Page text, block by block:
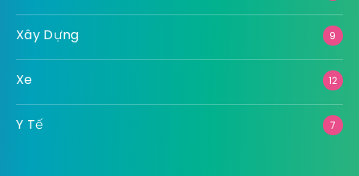
Xây Dựng 9
Xe 12
Y Tế 7